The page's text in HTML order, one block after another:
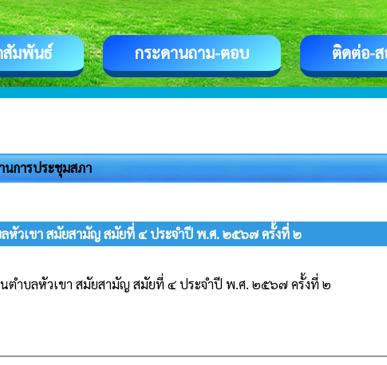
สัมพันธ์ กระดานถาม-ตอบ ติดต่อ-
นการประชุมสภา
ลหัวเขา สมัยสามัญ สมัยที่ ๔ ประจำปี พ.ศ. ๒๕๖๗ ครั้งที่ ๒
นตำบลหัวเขา สมัยสามัญ สมัยที่ ๔ ประจำปี พ.ศ. ๒๕๖๗ ครั้งที่ ๒